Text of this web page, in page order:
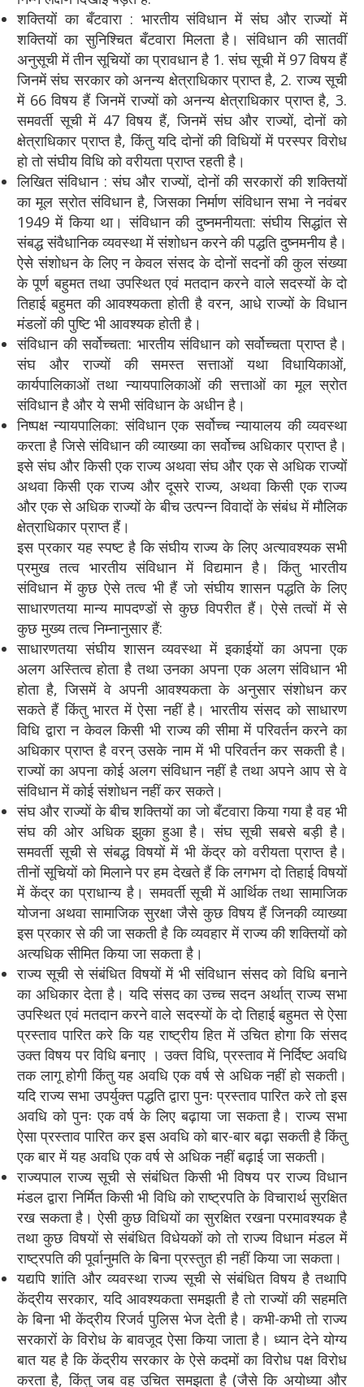
शक्तियों का बँटवारा : भारतीय संविधान में संघ और राज्यों में
शक्तियों का सुनिश्चित बँटवारा मिलता है। संविधान की सातवीं
अनुसूची में तीन सूचियों का प्रावधान है 1. संघ सूची में 97 विषय हैं
जिनमें संघ सरकार को अनन्य क्षेत्राधिकार प्राप्त है, 2. राज्य सूची
में 66 विषय हैं जिनमें राज्यों को अनन्य क्षेत्राधिकार प्राप्त है, 3.
समवर्ती सूची में 47 विषय हैं, जिनमें संघ और राज्यों, दोनों को
क्षेत्राधिकार प्राप्त है, किंतु यदि दोनों की विधियों में परस्पर विरोध
हो तो संघीय विधि को वरीयता प्राप्त रहती है।
लिखित संविधान : संघ और राज्यों, दोनों की सरकारों की शक्तियों
का मूल स्रोत संविधान है, जिसका निर्माण संविधान सभा ने नवंबर
1949 में किया था। संविधान की दुष्नमनीयता: संघीय सिद्धांत से
संबद्ध संवैधानिक व्यवस्था में संशोधन करने की पद्धति दुष्नमनीय है।
ऐसे संशोधन के लिए न केवल संसद के दोनों सदनों की कुल संख्या
के पूर्ण बहुमत तथा उपस्थित एवं मतदान करने वाले सदस्यों के दो
तिहाई बहुमत की आवश्यकता होती है वरन, आधे राज्यों के विधान
मंडलों की पुष्टि भी आवश्यक होती है।
संविधान की सर्वोच्चता: भारतीय संविधान को सर्वोच्चता प्राप्त है।
संघ और राज्यों की समस्त सत्ताओं यथा विधायिकाओं,
कार्यपालिकाओं तथा न्यायपालिकाओं की सत्ताओं का मूल स्रोत
संविधान है और ये सभी संविधान के अधीन है।
निष्पक्ष न्यायपालिका: संविधान एक सर्वोच्च न्यायालय की व्यवस्था
करता है जिसे संविधान की व्याख्या का सर्वोच्च अधिकार प्राप्त है।
इसे संघ और किसी एक राज्य अथवा संघ और एक से अधिक राज्यों
अथवा किसी एक राज्य और दूसरे राज्य, अथवा किसी एक राज्य
और एक से अधिक राज्यों के बीच उत्पन्न विवादों के संबंध में मौलिक
क्षेत्राधिकार प्राप्त हैं।
इस प्रकार यह स्पष्ट है कि संघीय राज्य के लिए अत्यावश्यक सभी
प्रमुख तत्व भारतीय संविधान में विद्यमान है। किंतु भारतीय
संविधान में कुछ ऐसे तत्व भी हैं जो संघीय शासन पद्धति के लिए
साधारणतया मान्य मापदण्डों से कुछ विपरीत हैं। ऐसे तत्वों में से
कुछ मुख्य तत्व निम्नानुसार हैं:
साधारणतया संघीय शासन व्यवस्था में इकाईयों का अपना एक
अलग अस्तित्व होता है तथा उनका अपना एक अलग संविधान भी
होता है, जिसमें वे अपनी आवश्यकता के अनुसार संशोधन कर
सकते हैं किंतु भारत में ऐसा नहीं है। भारतीय संसद को साधारण
विधि द्वारा न केवल किसी भी राज्य की सीमा में परिवर्तन करने का
अधिकार प्राप्त है वरन् उसके नाम में भी परिवर्तन कर सकती है।
राज्यों का अपना कोई अलग संविधान नहीं है तथा अपने आप से वे
संविधान में कोई संशोधन नहीं कर सकते।
संघ और राज्यों के बीच शक्तियों का जो बँटवारा किया गया है वह भी
संघ की ओर अधिक झुका हुआ है। संघ सूची सबसे बड़ी है।
समवर्ती सूची से संबद्ध विषयों में भी केंद्र को वरीयता प्राप्त है।
तीनों सूचियों को मिलाने पर हम देखते हैं कि लगभग दो तिहाई विषयों
में केंद्र का प्राधान्य है। समवर्ती सूची में आर्थिक तथा सामाजिक
योजना अथवा सामाजिक सुरक्षा जैसे कुछ विषय हैं जिनकी व्याख्या
इस प्रकार से की जा सकती है कि व्यवहार में राज्य की शक्तियों को
अत्यधिक सीमित किया जा सकता है।
राज्य सूची से संबंधित विषयों में भी संविधान संसद को विधि बनाने
का अधिकार देता है। यदि संसद का उच्च सदन अर्थात् राज्य सभा
उपस्थित एवं मतदान करने वाले सदस्यों के दो तिहाई बहुमत से ऐसा
प्रस्ताव पारित करे कि यह राष्ट्रीय हित में उचित होगा कि संसद
उक्त विषय पर विधि बनाए । उक्त विधि, प्रस्ताव में निर्दिष्ट अवधि
तक लागू होगी किंतु यह अवधि एक वर्ष से अधिक नहीं हो सकती।
यदि राज्य सभा उपर्युक्त पद्धति द्वारा पुनः प्रस्ताव पारित करे तो इस
अवधि को पुनः एक वर्ष के लिए बढ़ाया जा सकता है। राज्य सभा
ऐसा प्रस्ताव पारित कर इस अवधि को बार-बार बढ़ा सकती है किंतु
एक बार में यह अवधि एक वर्ष से अधिक नहीं बढ़ाई जा सकती।
राज्यपाल राज्य सूची से संबंधित किसी भी विषय पर राज्य विधान
मंडल द्वारा निर्मित किसी भी विधि को राष्ट्रपति के विचारार्थ सुरक्षित
रख सकता है। ऐसी कुछ विधियों का सुरक्षित रखना परमावश्यक है
तथा कुछ विषयों से संबंधित विधेयकों को तो राज्य विधान मंडल में
राष्ट्रपति की पूर्वानुमति के बिना प्रस्तुत ही नहीं किया जा सकता।
यद्यपि शांति और व्यवस्था राज्य सूची से संबंधित विषय है तथापि
केंद्रीय सरकार, यदि आवश्यकता समझती है तो राज्यों की सहमति
के बिना भी केंद्रीय रिजर्व पुलिस भेज देती है। कभी-कभी तो राज्य
सरकारों के विरोध के बावजूद ऐसा किया जाता है। ध्यान देने योग्य
बात यह है कि केंद्रीय सरकार के ऐसे कदमों का विरोध पक्ष विरोध
करता है, किंतु जब वह उचित समझता है (जैसे कि अयोध्या और